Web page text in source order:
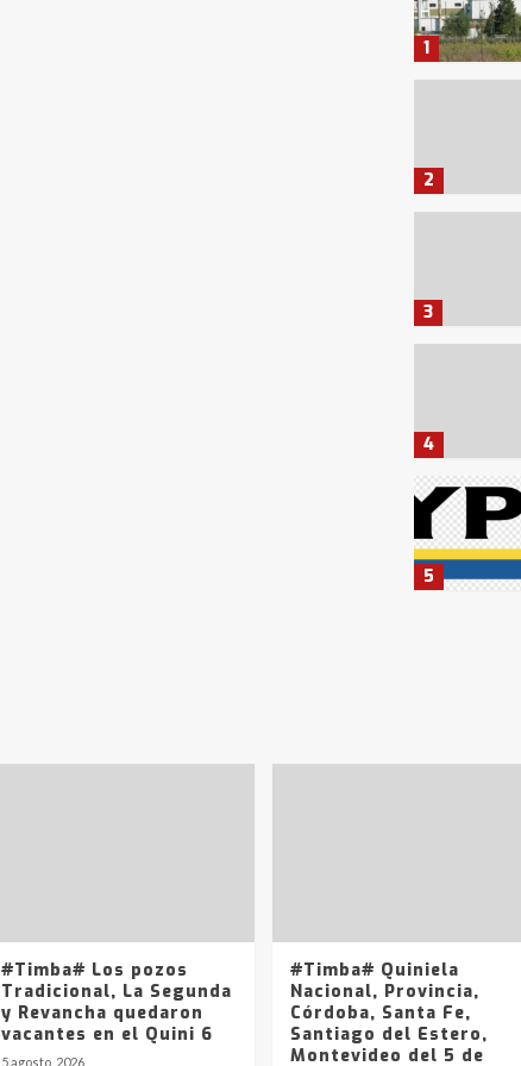
1
2
3
4
5
1
#Timba# Los pozos
Tradicional, La Segunda
y Revancha quedaron
vacantes en el Quini 6
5 agosto, 2026
#Timba# Quiniela
Nacional, Provincia,
Córdoba, Santa Fe,
Santiago del Estero,
Montevideo del 5 de